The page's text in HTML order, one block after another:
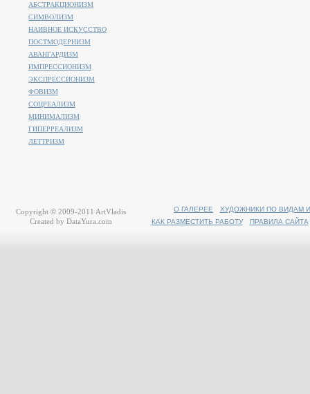
АБСТРАКЦИОНИЗМ
СИМВОЛИЗМ
НАИВНОЕ ИСКУССТВО
ПОСТМОДЕРНИЗМ
АВАНГАРДИЗМ
ИМПРЕССИОНИЗМ
ЭКСПРЕССИОНИЗМ
ФОВИЗМ
СОЦРЕАЛИЗМ
МИНИМАЛИЗМ
ГИПЕРРЕАЛИЗМ
ЛЕТТРИЗМ
О ГАЛЕРЕЕ
ХУДОЖНИКИ ПО ВИДАМ
КАК РАЗМЕСТИТЬ РАБОТУ
ПРАВИЛА САЙТА
Copyright © 2009-2011 ArtVladis
Created by DataYura.com